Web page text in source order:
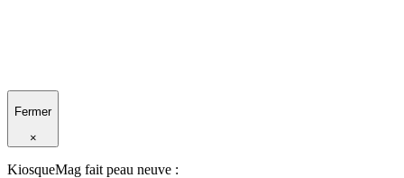
Fermer
×
KiosqueMag fait peau neuve :